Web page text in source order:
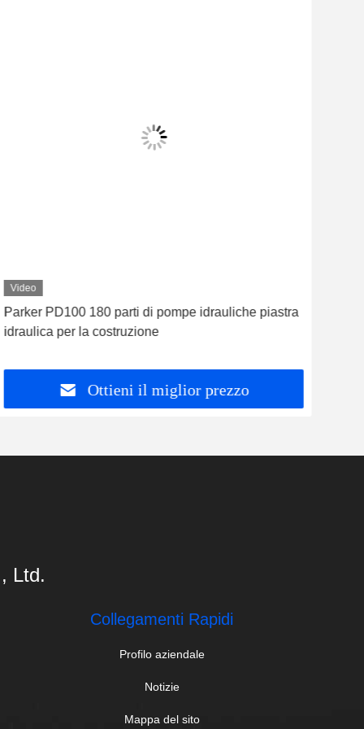
Video
Parker PD100 180 parti di pompe idrauliche piastra
idraulica per la costruzione
Ottieni il miglior prezzo
Ltd.
Collegamenti Rapidi
Profilo aziendale
Notizie
Mappa del sito